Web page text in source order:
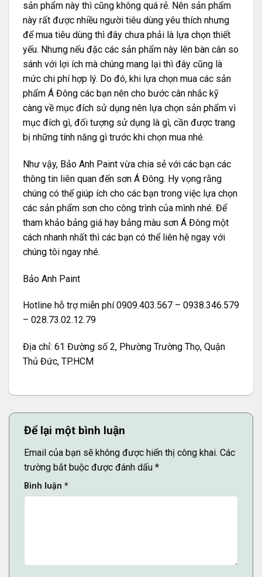
sản phẩm này thì cũng không quá rẻ. Nên sản phẩm
này rất được nhiều người tiêu dùng yêu thích nhưng
để mua tiêu dùng thì đây chưa phải là lựa chọn thiết
yếu. Nhưng nếu đặc các sản phẩm này lên bàn cân so
sánh với lợi ích mà chúng mang lại thì đây cũng là
mức chi phí hợp lý. Do đó, khi lựa chọn mua các sản
phẩm Á Đông các bạn nên cho bước cân nhắc kỹ
càng về mục đích sử dụng nên lựa chọn sản phẩm vì
mục đích gì, đối tượng sử dụng là gì, cần được trang
bị những tính năng gì trước khi chọn mua nhé.
Như vậy, Bảo Anh Paint vừa chia sẻ với các bạn các
thông tin liên quan đến sơn Á Đông. Hy vọng rằng
chúng có thể giúp ích cho các bạn trong việc lựa chọn
các sản phẩm sơn cho công trình của mình nhé. Để
tham khảo bảng giá hay bảng màu sơn Á Đông một
cách nhanh nhất thì các bạn có thể liên hệ ngay với
chúng tôi ngay nhé.
Bảo Anh Paint
Hotline hỗ trợ miễn phí 0909.403.567 – 0938.346.579
– 028.73.02.12.79
Địa chỉ: 61 Đường số 2, Phường Trường Thọ, Quận
Thủ Đức, TP.HCM
Để lại một bình luận
Email của bạn sẽ không được hiển thị công khai. Các
trường bắt buộc được đánh dấu *
Bình luận *